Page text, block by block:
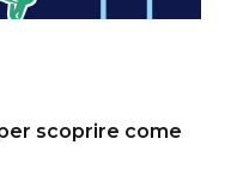
scoprire come